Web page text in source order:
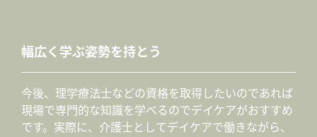
幅広く学ぶ姿勢を持とう
今後、理学療法士などの資格を取得したいのであれば
現場で専門的な知識を学べるのでデイケアがおすすめ
です。実際に、介護士としてデイケアで働きながら、